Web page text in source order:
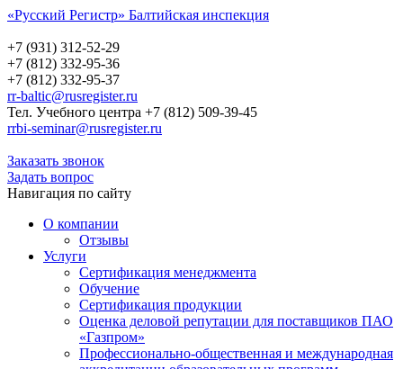
«Русский Регистр» Балтийская инспекция
+7 (931) 312-52-29
+7 (812) 332-95-36
+7 (812) 332-95-37
rr-baltic@rusregister.ru
Тел. Учебного центра +7 (812) 509-39-45
rrbi-seminar@rusregister.ru
Заказать звонок
Задать вопрос
Навигация по сайту
О компании
Отзывы
Услуги
Сертификация менеджмента
Обучение
Сертификация продукции
Оценка деловой репутации для поставщиков ПАО
«Газпром»
Профессионально-общественная и международная